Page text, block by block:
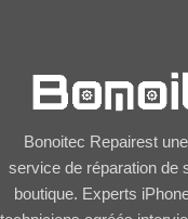
Bonoitec Repairest
service de réparation de
boutique. Experts